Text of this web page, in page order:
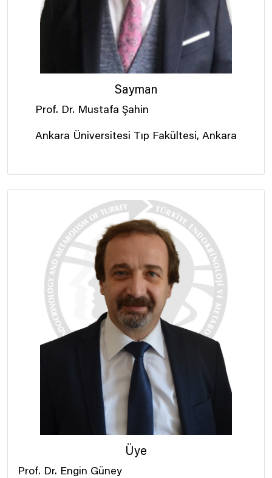
Sayman
Prof. Dr. Mustafa Şahin
Ankara Üniversitesi Tıp Fakültesi, Ankara
Üye
Prof. Dr. Engin Güney